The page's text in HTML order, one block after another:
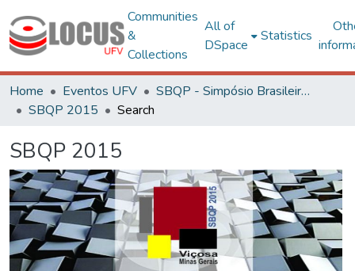
Communities
&
Collections
All of
DSpace
Statistics
Home Eventos UFV
SBQP - Simpósio Brasileiro de Qualidade do Projeto no Ambiente Construído
SBQP 2015
Search
SBQP 2015